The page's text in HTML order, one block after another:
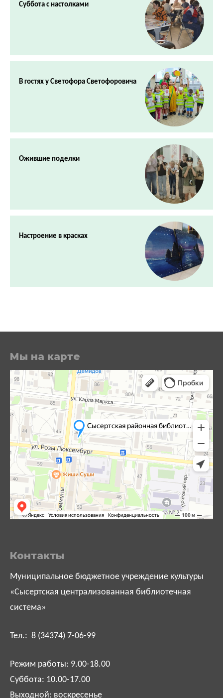
Суббота с настолками
В гостях у Светофора Светофоровича
Ожившие поделки
Настроение в красках
Мы на карте
Контакты
Муниципальное бюджетное учреждение культуры
«Сысертская централизованная библиотечная
система»
Тел.: 8 (34374) 7-06-99
Режим работы: 9.00-18.00
Суббота: 10.00-17.00
Выходной: воскресенье